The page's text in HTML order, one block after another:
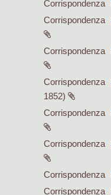
Corrispondenza
Corrispondenza
Corrispondenza
Corrispondenza
1852)
Corrispondenza
Corrispondenza
Corrispondenza
Corrispondenza